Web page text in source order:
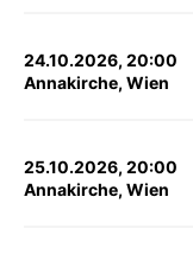
24.10.2026, 20:00
Annakirche, Wien
25.10.2026, 20:00
Annakirche, Wien